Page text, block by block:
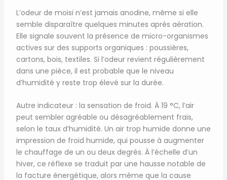
L’odeur de moisi n’est jamais anodine, même si elle
semble disparaître quelques minutes après aération.
Elle signale souvent la présence de micro-organismes
actives sur des supports organiques : poussières,
cartons, bois, textiles. Si l’odeur revient régulièrement
dans une pièce, il est probable que le niveau
d’humidité y reste trop élevé sur la durée.
Autre indicateur : la sensation de froid. À 19 °C, l’air
peut sembler agréable ou désagréablement frais,
selon le taux d’humidité. Un air trop humide donne une
impression de froid humide, qui pousse à augmenter
le chauffage de un ou deux degrés. À l’échelle d’un
hiver, ce réflexe se traduit par une hausse notable de
la facture énergétique, alors même que la cause